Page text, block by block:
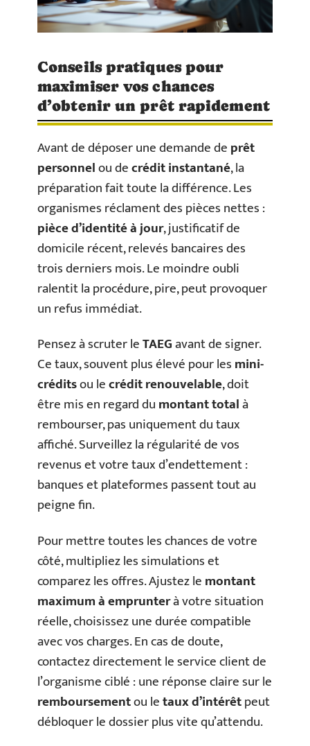
Conseils pratiques pour
maximiser vos chances
d’obtenir un prêt rapidement
Avant de déposer une demande deprêt
personnelou decrédit instantané, la
préparation fait toute la différence. Les
organismes réclament des pièces nettes :
pièce d’identité à jour, justificatif de
domicile récent, relevés bancaires des
trois derniers mois. Le moindre oubli
ralentit la procédure, pire, peut provoquer
un refus immédiat.
Pensez à scruter leTAEGavant de signer.
Ce taux, souvent plus élevé pour lesmini-
créditsou lecrédit renouvelable, doit
être mis en regard dumontant totalà
rembourser, pas uniquement du taux
affiché. Surveillez la régularité de vos
revenus et votre taux d’endettement :
banques et plateformes passent tout au
peigne fin.
Pour mettre toutes les chances de votre
côté, multipliez les simulations et
comparez les offres. Ajustez lemontant
maximum à emprunterà votre situation
réelle, choisissez une durée compatible
avec vos charges. En cas de doute,
contactez directement le service client de
l’organisme ciblé : une réponse claire sur le
remboursementou letaux d’intérêtpeut
débloquer le dossier plus vite qu’attendu.